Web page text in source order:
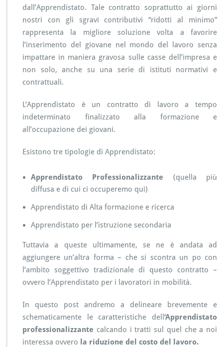
P
E
N
D
I
T
O
P
N
L
Z
N
T
dall’Apprendistato. Tale contratto soprattutto ai giorni
nostri con gli sgravi contributivi “ridotti al minimo”
rappresenta la migliore soluzione volta a favorire
l’inserimento del giovane nel mondo del lavoro senza
impattare in maniera gravosa sulle casse dell’impresa e
non solo, anche su una serie di istituti normativi e
contrattuali.
L’Apprendistato è un contratto di lavoro a tempo
indeterminato finalizzato alla formazione e
all’occupazione dei giovani.
Esistono tre tipologie di Apprendistato:
Apprendistato Professionalizzante (quella più
diffusa e di cui ci occuperemo qui)
Apprendistato di Alta formazione e ricerca
Apprendistato per l’istruzione secondaria
Tuttavia a queste ultimamente, se ne è andata ad
aggiungere un’altra forma – che si scontra un po con
l’ambito soggettivo tradizionale di questo contratto –
ovvero l’Apprendistato per i lavoratori in mobilità.
In questo post andremo a delineare brevemente e
schematicamente le caratteristiche dell ‘Apprendistato
professionalizzante calcando i tratti sul quel che a noi
interessa ovvero la riduzione del costo del lavoro.